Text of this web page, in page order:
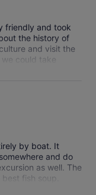
friendly and took
the history of
and visit the
could take
by boat. It
and do
as well. The
fish soup.